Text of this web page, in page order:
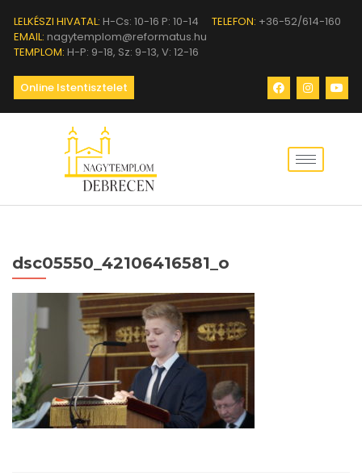
LELKÉSZI HIVATAL: H-Cs: 10-16 P: 10-14 TELEFON: +36-52/614-160
EMAIL: nagytemplom@reformatus.hu
TEMPLOM: H-P: 9-18, Sz: 9-13, V: 12-16
Online Istentisztelet
dsc05550_42106416581_o